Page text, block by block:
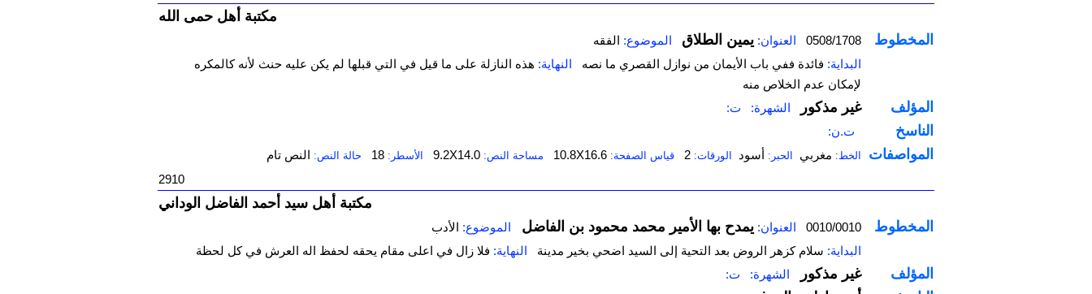
مكتبة أهل حمى الله
0508/1708 العنوان: يمين الطلاق الموضوع: الفقه المخطوط
البداية: فائدة ففي باب الأيمان من نوازل القصري ما نصه النهاية: هذه النازلة على ما قيل في التي قبلها لم يكن عليه حنث لأنه كالمكره
لإمكان عدم الخلاص منه
غير مذكور الشهرة: ت: المؤلف
ت.ن: الناسخ
الخط: مغربي الحبر: أسود الورقات: 2 قياس الصفحة: 10.8X16.6 مساحة النص: 9.2X14.0 الأسطر: 18 حالة النص: النص تام المواصفات
2910
مكتبة أهل سيد أحمد الفاضل الوداني
0010/0010 العنوان: يمدح بها الأمير محمد محمود بن الفاضل الموضوع: الأدب المخطوط
البداية: سلام كزهر الروض بعد التحية إلى السيد اضحي بخير مدينة النهاية: فلا زال في اعلى مقام يحقه لحفظ اله العرش في كل لحظة
غير مذكور الشهرة: ت:
المؤلف